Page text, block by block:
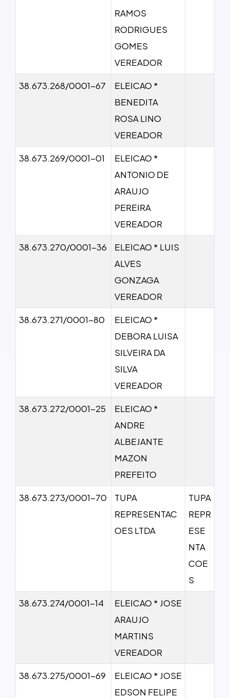
RAMOS
RODRIGUES
GOMES
VEREADOR
38.673.268/0001-67
ELEICAO *
BENEDITA
ROSA LINO
VEREADOR
38.673.269/0001-01
ELEICAO *
ANTONIO DE
ARAUJO
PEREIRA
VEREADOR
38.673.270/0001-36
ELEICAO * LUIS
ALVES
GONZAGA
VEREADOR
38.673.271/0001-80
ELEICAO *
DEBORA LUISA
SILVEIRA DA
SILVA
VEREADOR
38.673.272/0001-25
ELEICAO *
ANDRE
ALBEJANTE
MAZON
PREFEITO
38.673.273/0001-70
TUPA
REPRESENTAC
OES LTDA
TUPA
REPR
ESE
NTA
COE
S
38.673.274/0001-14
ELEICAO * JOSE
ARAUJO
MARTINS
VEREADOR
38.673.275/0001-69
ELEICAO * JOSE
EDSON FELIPE